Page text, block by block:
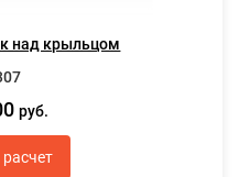
над крыльцом
руб.